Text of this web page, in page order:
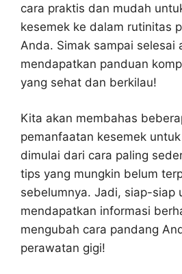
cara praktis dan mudah
kesemek ke dalam rutinitas
Anda. Simak sampai selesai
mendapatkan panduan
yang sehat dan berkilau!
Kita akan membahas
pemanfaatan kesemek
dimulai dari cara paling
tips yang mungkin belum
sebelumnya. Jadi, siap-siap
mendapatkan informasi
mengubah cara pandang
perawatan gigi!